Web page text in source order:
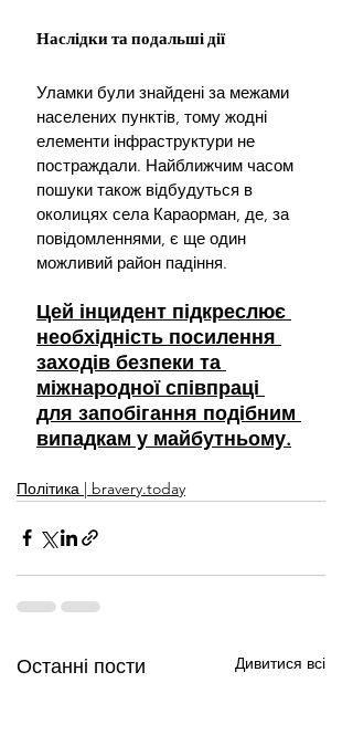
Наслідки та подальші дії
Уламки були знайдені за межами
населених пунктів, тому жодні
елементи інфраструктури не
постраждали. Найближчим часом
пошуки також відбудуться в
околицях села Караорман, де, за
повідомленнями, є ще один
можливий район падіння.
Цей інцидент підкреслює
необхідність посилення
заходів безпеки та
міжнародної співпраці
для запобігання подібним
випадкам у майбутньому.
Політика | bravery.today
Останні пости Дивитися всі